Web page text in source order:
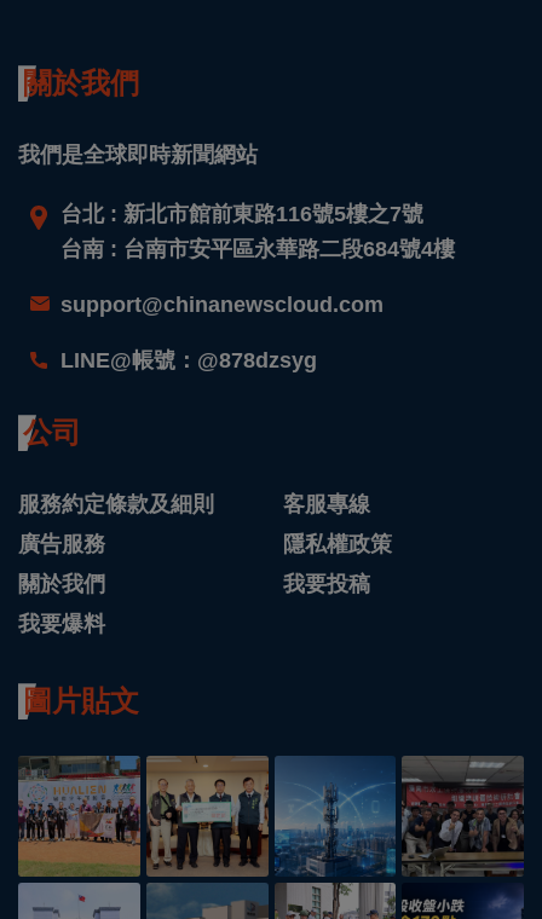
關於我們
我們是全球即時新聞網站
台北 : 新北市館前東路116號5樓之7號
台南 : 台南市安平區永華路二段684號4樓
support@chinanewscloud.com
LINE@帳號：@878dzsyg
公司
服務約定條款及細則
客服專線
廣告服務
隱私權政策
關於我們
我要投稿
我要爆料
圖片貼文